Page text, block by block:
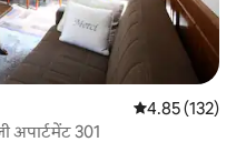
औसत रेटिंग 5 में से
4.85 (132)
अपार्टमेंट 301